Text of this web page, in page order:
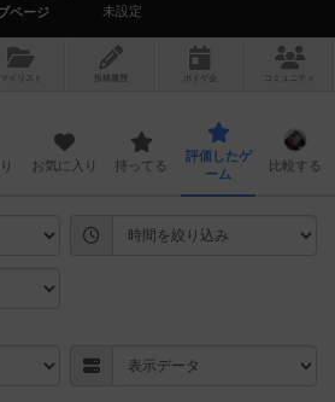
ページ
未設定
マイリスト 投稿履歴 ボ ドゲ コミュニティ
お気に入り 持ってる
評価したゲ
ーム
比較する